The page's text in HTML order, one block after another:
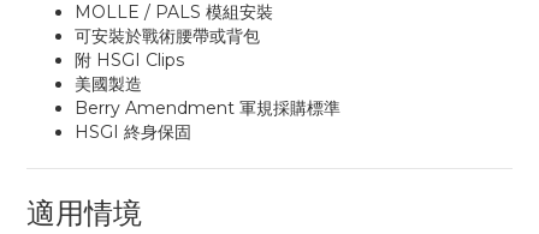
MOLLE / PALS 模組安裝
可安裝於戰術腰帶或背包
附 HSGI Clips
美國製造
Berry Amendment 軍規採購標準
HSGI 終身保固
適用情境